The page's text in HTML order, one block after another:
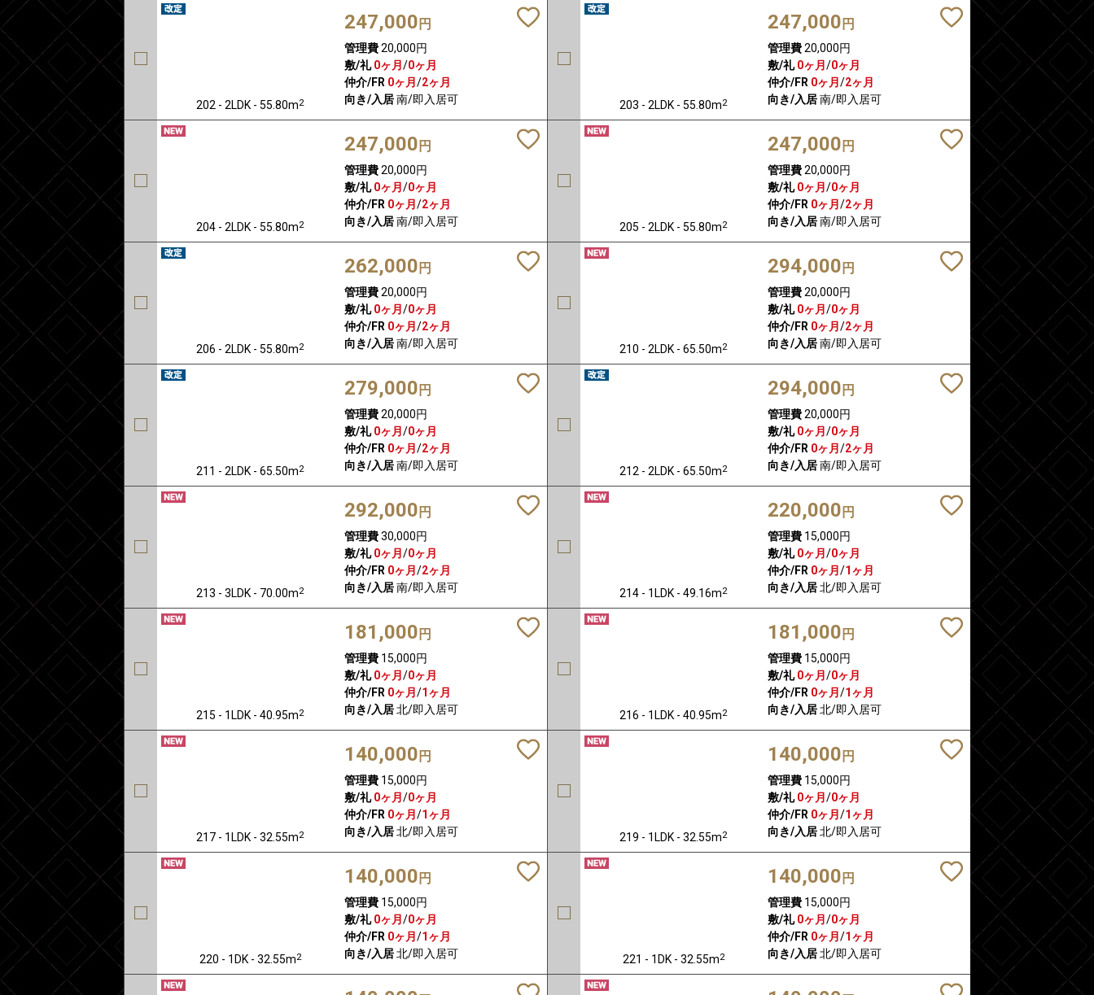
202 - 2LDK - 55.80m2
247,000 円
管理費20,000円
敷/礼 0ヶ月/0ヶ月
仲介/FR 0ヶ月/2ヶ月
向き/入居南/即入居可 203 - 2LDK - 55.80m2
247,000 円
管理費20,000円
敷/礼 0ヶ月/0ヶ月
仲介/FR 0ヶ月/2ヶ月
向き/入居南/即入居可
204 - 2LDK - 55.80m2
247,000 円
管理費20,000円
敷/礼 0ヶ月/0ヶ月
仲介/FR 0ヶ月/2ヶ月
向き/入居南/即入居可 205 - 2LDK - 55.80m2
247,000 円
管理費20,000円
敷/礼 0ヶ月/0ヶ月
仲介/FR 0ヶ月/2ヶ月
向き/入居南/即入居可
206 - 2LDK - 55.80m2
262,000 円
管理費20,000円
敷/礼 0ヶ月/0ヶ月
仲介/FR 0ヶ月/2ヶ月
向き/入居南/即入居可 210 - 2LDK - 65.50m2
294,000 円
管理費20,000円
敷/礼 0ヶ月/0ヶ月
仲介/FR 0ヶ月/2ヶ月
向き/入居南/即入居可
211 - 2LDK - 65.50m2
279,000 円
管理費20,000円
敷/礼 0ヶ月/0ヶ月
仲介/FR 0ヶ月/2ヶ月
向き/入居南/即入居可 212 - 2LDK - 65.50m2
294,000 円
管理費20,000円
敷/礼 0ヶ月/0ヶ月
仲介/FR 0ヶ月/2ヶ月
向き/入居南/即入居可
213 - 3LDK - 70.00m2
292,000 円
管理費30,000円
敷/礼 0ヶ月/0ヶ月
仲介/FR 0ヶ月/2ヶ月
向き/入居南/即入居可 214 - 1LDK - 49.16m2
220,000 円
管理費15,000円
敷/礼 0ヶ月/0ヶ月
仲介/FR 0ヶ月/1ヶ月
向き/入居北/即入居可
215 - 1LDK - 40.95m2
181,000 円
管理費15,000円
敷/礼 0ヶ月/0ヶ月
仲介/FR 0ヶ月/1ヶ月
向き/入居北/即入居可 216 - 1LDK - 40.95m2
181,000 円
管理費15,000円
敷/礼 0ヶ月/0ヶ月
仲介/FR 0ヶ月/1ヶ月
向き/入居北/即入居可
217 - 1LDK - 32.55m2
140,000 円
管理費15,000円
敷/礼 0ヶ月/0ヶ月
仲介/FR 0ヶ月/1ヶ月
向き/入居北/即入居可 219 - 1LDK - 32.55m2
140,000 円
管理費15,000円
敷/礼 0ヶ月/0ヶ月
仲介/FR 0ヶ月/1ヶ月
向き/入居北/即入居可
220 - 1DK - 32.55m2
140,000 円
管理費15,000円
敷/礼 0ヶ月/0ヶ月
仲介/FR 0ヶ月/1ヶ月
向き/入居北/即入居可 221 - 1DK - 32.55m2
140,000 円
管理費15,000円
敷/礼 0ヶ月/0ヶ月
仲介/FR 0ヶ月/1ヶ月
向き/入居北/即入居可